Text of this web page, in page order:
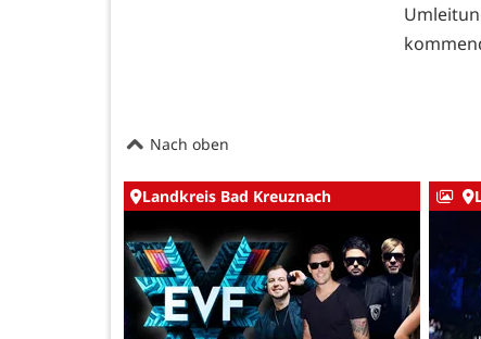
Nach oben
Landkreis Bad Kreuznach